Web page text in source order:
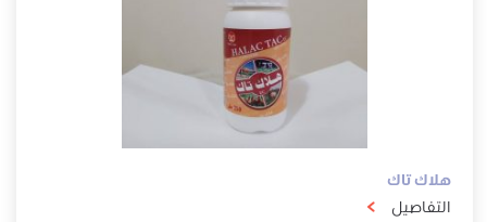
هلاك تاك
التفاصيل